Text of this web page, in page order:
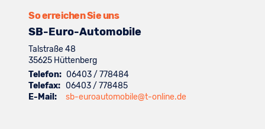
So erreichen Sie uns
SB-Euro-Automobile
Talstraße 48
35625 Hüttenberg
Telefon: 06403 / 778484
Telefax: 06403 / 778485
E-Mail:
sb-euroautomobile@t-online.de